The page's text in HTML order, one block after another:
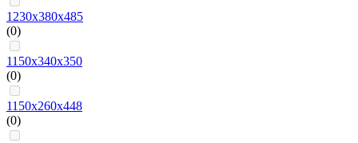
1230х380х485
(0)
1150х340х350
(0)
1150х260х448
(0)